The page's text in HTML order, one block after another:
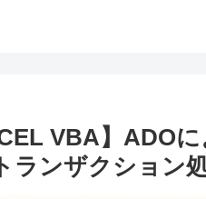
VBA】ADO
ンザクション